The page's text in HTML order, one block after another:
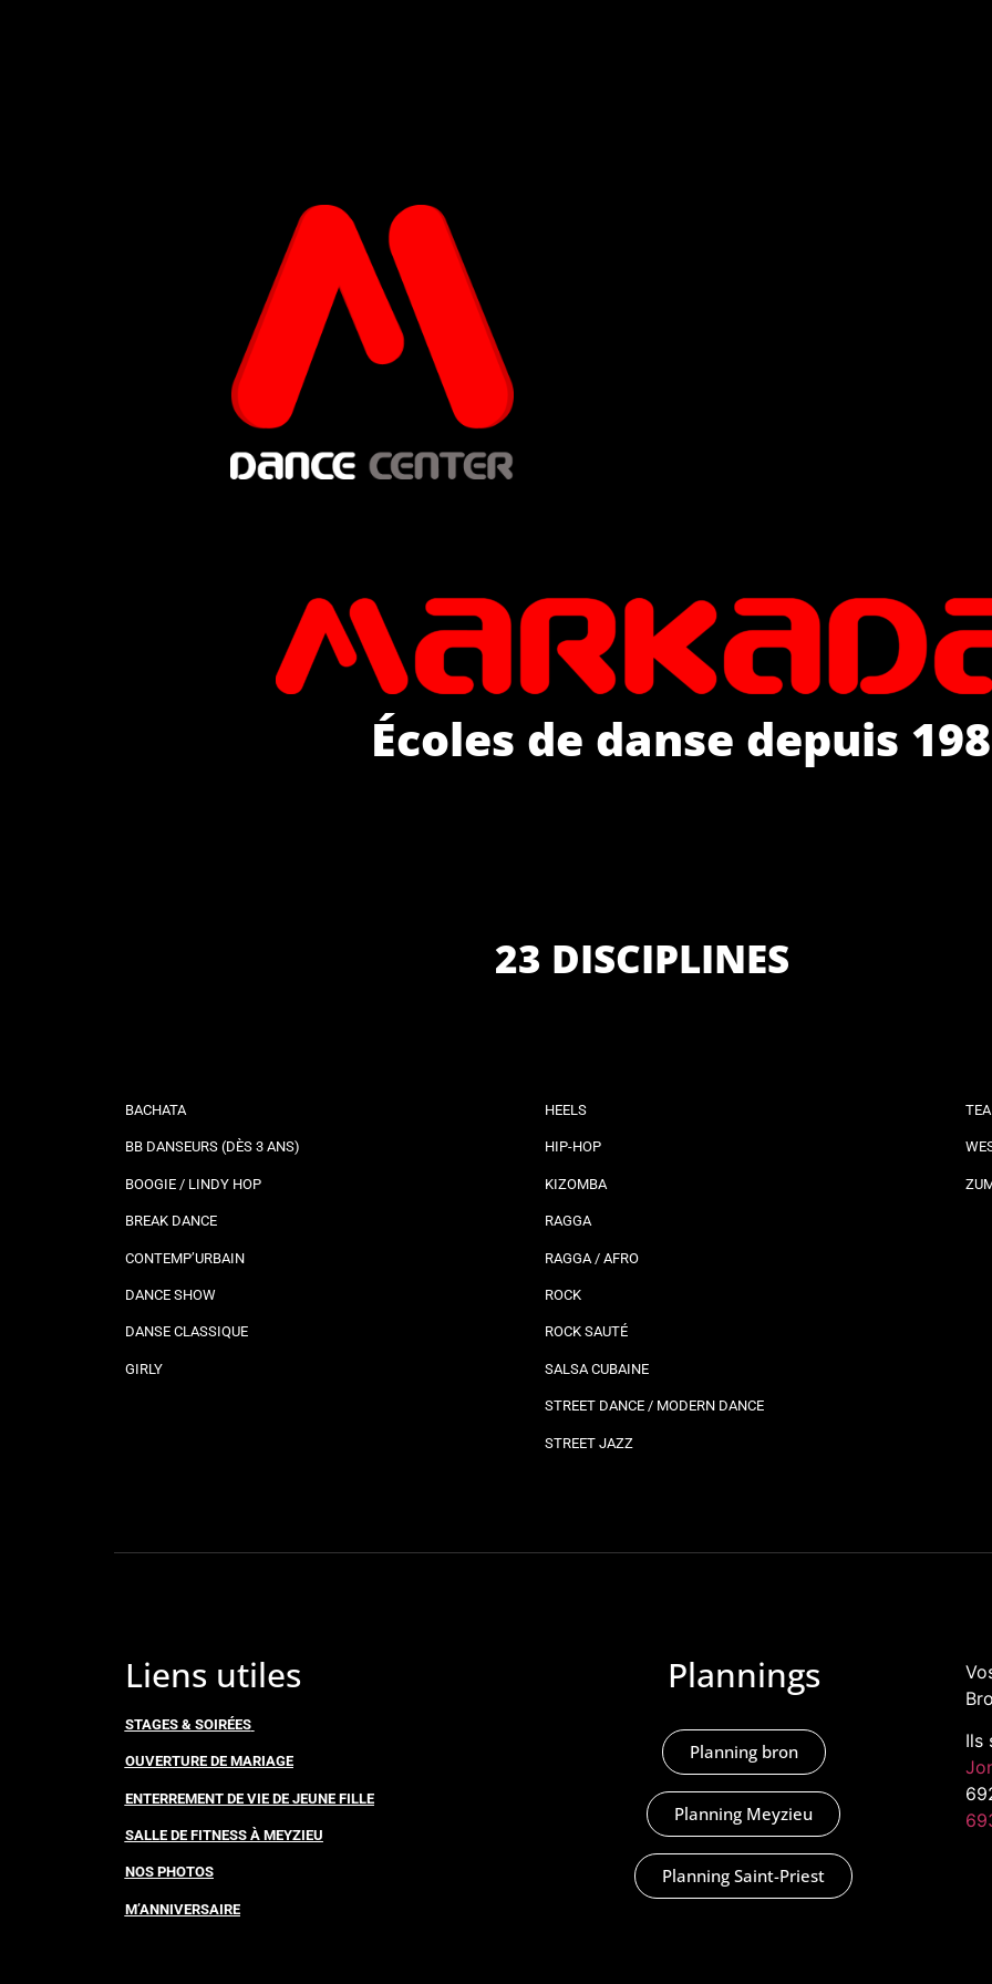
Écoles de danse depuis
23 DISCIPLINES
BACHATA
BB DANSEURS (DÈS 3 ANS)
BOOGIE / LINDY HOP
BREAK DANCE
CONTEMP’URBAIN
DANCE SHOW
DANSE CLASSIQUE
GIRLY
HEELS
HIP-HOP
KIZOMBA
RAGGA
RAGGA / AFRO
ROCK
ROCK SAUTÉ
SALSA CUBAINE
STREET DANCE / MODERN DANCE
STREET JAZZ
Liens utiles
STAGES & SOIRÉES
OUVERTURE DE MARIAGE
ENTERREMENT DE VIE DE JEUNE FILLE
SALLE DE FITNESS À MEYZIEU
NOS PHOTOS
M’ANNIVERSAIRE
Plannings
Planning bron
Planning Meyzieu
Planning Saint-Priest
Ils